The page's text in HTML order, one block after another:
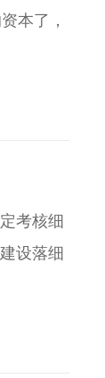
本了，
考核细
设落细